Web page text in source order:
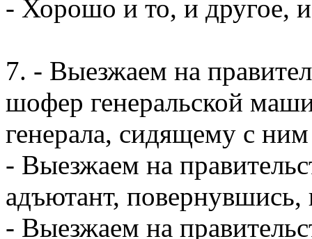
- Хорошо и то, и другое,
7. - Выезжаем на
шофер генеральской
генерала, сидящему с
- Выезжаем на
адъютант, повернувшись,
- Выезжаем на